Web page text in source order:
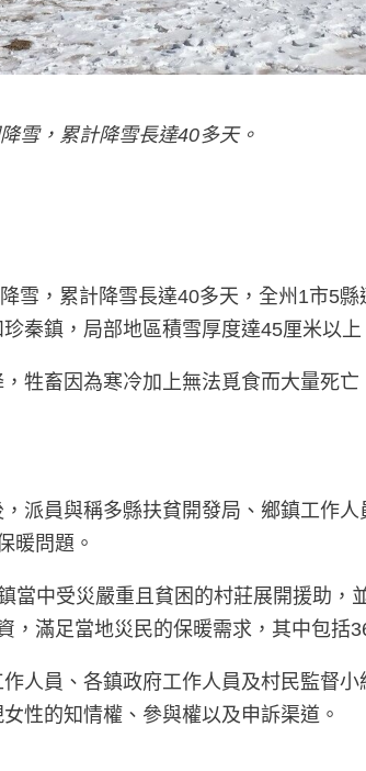
雪，累計降雪長達40多天。
雪，累計降雪長達40多天，全州1市5
秦鎮，局部地區積雪厚度達45厘米以
牲畜因為寒冷加上無法覓食而大量死亡
派員與稱多縣扶貧開發局、鄉鎮工作
暖問題。
當中受災嚴重且貧困的村莊展開援助
滿足當地災民的保暖需求，其中包括
人員、各鎮政府工作人員及村民監督
性的知情權、參與權以及申訴渠道。